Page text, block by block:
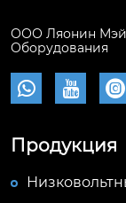
ООО Ляонин
Оборудования
  
Продукция